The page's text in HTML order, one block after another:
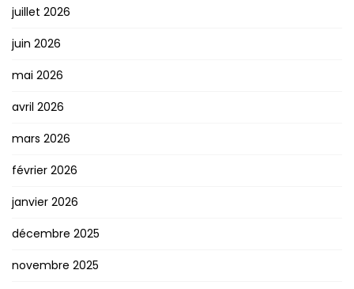
juillet 2026
juin 2026
mai 2026
avril 2026
mars 2026
février 2026
janvier 2026
décembre 2025
novembre 2025